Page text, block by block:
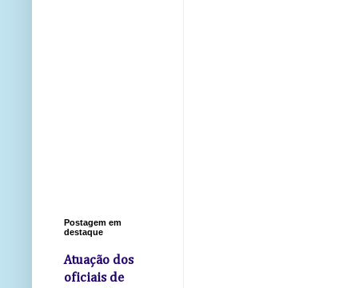
Postagem em
destaque
Atuação dos
oficiais de